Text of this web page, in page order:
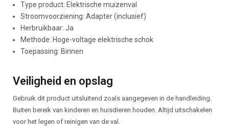
Type product: Elektrische muizenval
Stroomvoorziening: Adapter (inclusief)
Herbruikbaar: Ja
Methode: Hoge-voltage elektrische schok
Toepassing: Binnen
Veiligheid en opslag
Gebruik dit product uitsluitend zoals aangegeven in de handleiding.
Buiten bereik van kinderen en huisdieren houden. Altijd uitschakelen
voor het legen of reinigen van de val.